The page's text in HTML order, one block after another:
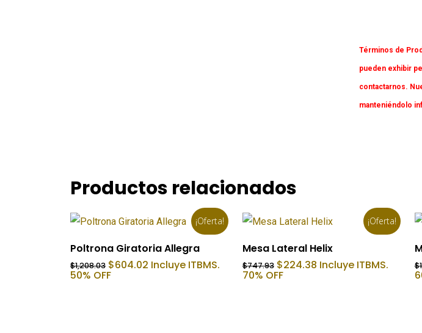
Términos de
pueden exhibir
contactarnos.
manteniéndolo
Productos relacionados
¡Oferta!
Añadir Al Carrito
Poltrona Giratoria Allegra
$1,208.03 El
precio
$604.02 El
precio
Incluye ITBMS.
50% OFF
¡Oferta!
Añadir Al Carrito
Mesa Lateral Helix
$747.93 El
precio
$224.38El
precio
Incluye ITBMS.
70% OFF
$